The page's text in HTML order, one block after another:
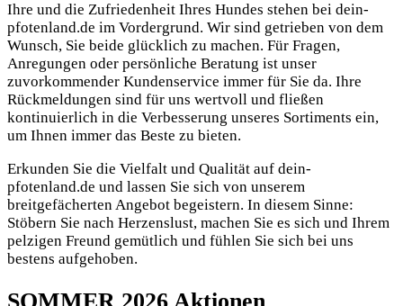
Ihre und die Zufriedenheit Ihres Hundes stehen bei dein-
pfotenland.de im Vordergrund. Wir sind getrieben von dem
Wunsch, Sie beide glücklich zu machen. Für Fragen,
Anregungen oder persönliche Beratung ist unser
zuvorkommender Kundenservice immer für Sie da. Ihre
Rückmeldungen sind für uns wertvoll und fließen
kontinuierlich in die Verbesserung unseres Sortiments ein,
um Ihnen immer das Beste zu bieten.
Erkunden Sie die Vielfalt und Qualität auf dein-
pfotenland.de und lassen Sie sich von unserem
breitgefächerten Angebot begeistern. In diesem Sinne:
Stöbern Sie nach Herzenslust, machen Sie es sich und Ihrem
pelzigen Freund gemütlich und fühlen Sie sich bei uns
bestens aufgehoben.
SOMMER 2026 Aktionen